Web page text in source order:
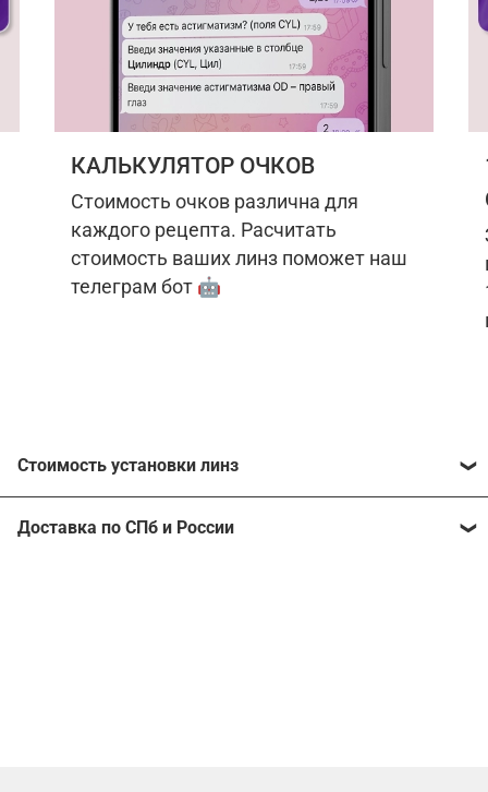
КАЛЬКУЛЯТОР ОЧКОВ
Стоимость очков различна для
каждого рецепта. Расчитать
стоимость ваших линз поможет наш
телеграм бот 🤖
Стоимость установки линз
Расчитать стоимость ваших линз поможет
Доставка по СПб и России